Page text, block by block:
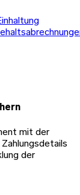
mit der
der